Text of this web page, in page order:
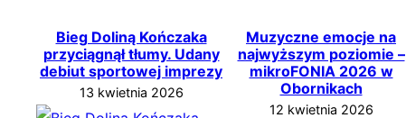
Bieg Doliną Kończaka
przyciągnął tłumy. Udany
debiut sportowej imprezy
13 kwietnia 2026
Muzyczne emocje na
najwyższym poziomie –
mikroFONIA 2026 w
Obornikach
12 kwietnia 2026